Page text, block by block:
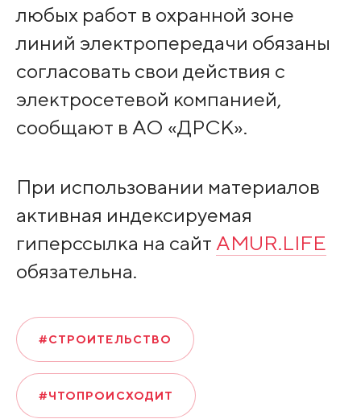
любых работ в охранной зоне
линий электропередачи обязаны
согласовать свои действия с
электросетевой компанией,
сообщают в АО «ДРСК».
При использовании материалов
активная индексируемая
гиперссылка на сайт AMUR.LIFE
обязательна.
#СТРОИТЕЛЬСТВО
#ЧТОПРОИСХОДИТ